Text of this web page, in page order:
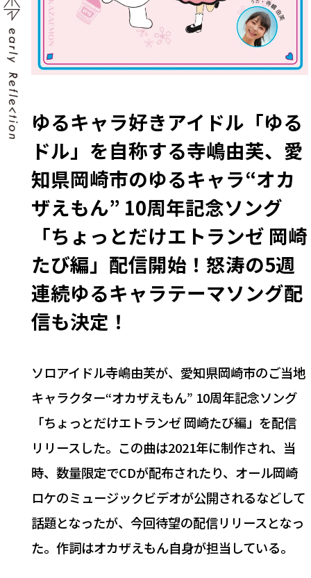
ゆるキャラ好きアイドル「ゆる
ドル」を自称する寺嶋由芙、愛
知県岡崎市のゆるキャラ“オカ
ザえもん” 10周年記念ソング
「ちょっとだけエトランゼ 岡崎
たび編」配信開始！怒涛の5週
連続ゆるキャラテーマソング配
信も決定！
ソロアイドル寺嶋由芙が、愛知県岡崎市のご当地
キャラクター“オカザえもん” 10周年記念ソング
「ちょっとだけエトランゼ 岡崎たび編」を配信
リリースした。この曲は2021年に制作され、当
時、数量限定でCDが配布されたり、オール岡崎
ロケのミュージックビデオが公開されるなどして
話題となったが、今回待望の配信リリースとなっ
た。作詞はオカザえもん自身が担当している。